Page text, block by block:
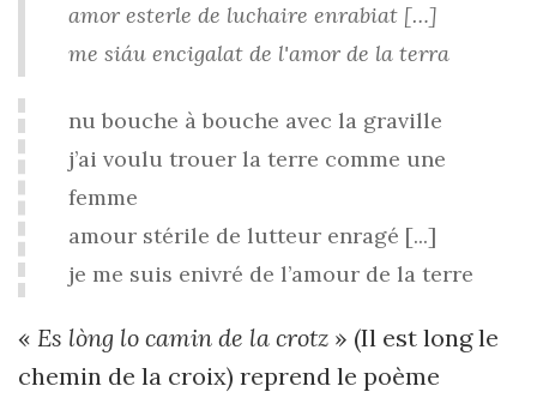
amor esterle de luchaire enrabiat […]
me siáu encigalat de l'amor de la terra
nu bouche à bouche avec la graville
j’ai voulu trouer la terre comme une
femme
amour stérile de lutteur enragé [...]
je me suis enivré de l’amour de la terre
« Es lòng lo camin de la crotz » (Il est long le
chemin de la croix) reprend le poème